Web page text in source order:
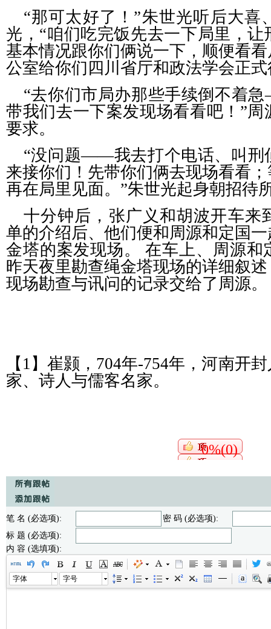
“那可太好了！”朱世光听后大喜
光，“咱们吃完饭先去一下局里，
基本情况跟你们俩说一下，顺便看
公室给你们四川省厅和政法学会正
“去你们市局办那些手续倒不着
带我们去一下案发现场看看吧！”
要求。
“没问题——我去打个电话、叫刑
来接你们！先带你们俩去现场看看
再在局里见面。”朱世光起身朝招待
十分钟后，张广义和胡波开车来
单的介绍后、他们便和周源和定国
金塔的案发现场。 在车上、周源和
昨天夜里勘查绳金塔现场的详细叙
现场勘查与讯问的记录交给了周源。
【 1】崔颢，704年-754年，河南开
家、诗人与儒客名家。
0%(0)
笔 名 (必选项):
密 码 (必选项):
标 题 (必选项):
内 容 (选填项):
字体 字号